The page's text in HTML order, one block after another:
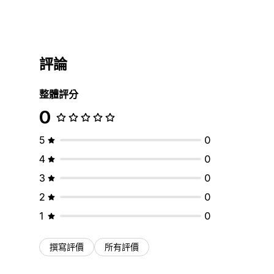
評論
整體評分
0
5
0
4
0
3
0
2
0
1
0
撰寫評價 所有評價